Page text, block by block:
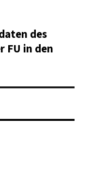
des
FU in den